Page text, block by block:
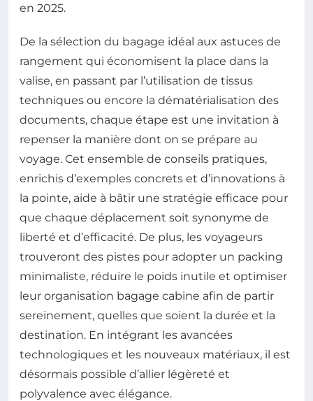
en 2025.
De la sélection du bagage idéal aux astuces de
rangement qui économisent la place dans la
valise, en passant par l’utilisation de tissus
techniques ou encore la dématérialisation des
documents, chaque étape est une invitation à
repenser la manière dont on se prépare au
voyage. Cet ensemble de conseils pratiques,
enrichis d’exemples concrets et d’innovations à
la pointe, aide à bâtir une stratégie efficace pour
que chaque déplacement soit synonyme de
liberté et d’efficacité. De plus, les voyageurs
trouveront des pistes pour adopter un packing
minimaliste, réduire le poids inutile et optimiser
leur organisation bagage cabine afin de partir
sereinement, quelles que soient la durée et la
destination. En intégrant les avancées
technologiques et les nouveaux matériaux, il est
désormais possible d’allier légèreté et
polyvalence avec élégance.